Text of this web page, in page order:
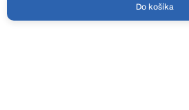
Do košíka